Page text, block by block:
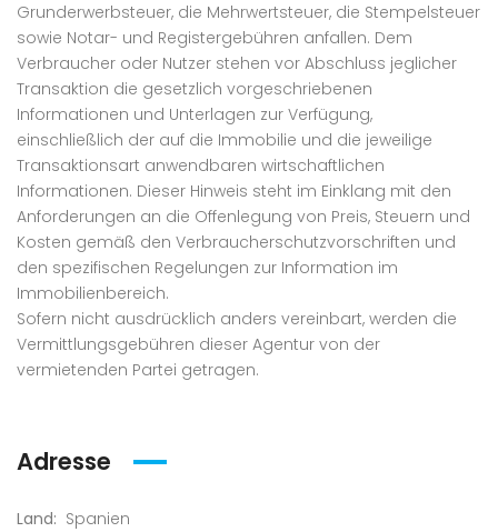
Grunderwerbsteuer, die Mehrwertsteuer, die Stempelsteuer
sowie Notar- und Registergebühren anfallen. Dem
Verbraucher oder Nutzer stehen vor Abschluss jeglicher
Transaktion die gesetzlich vorgeschriebenen
Informationen und Unterlagen zur Verfügung,
einschließlich der auf die Immobilie und die jeweilige
Transaktionsart anwendbaren wirtschaftlichen
Informationen. Dieser Hinweis steht im Einklang mit den
Anforderungen an die Offenlegung von Preis, Steuern und
Kosten gemäß den Verbraucherschutzvorschriften und
den spezifischen Regelungen zur Information im
Immobilienbereich.
Sofern nicht ausdrücklich anders vereinbart, werden die
Vermittlungsgebühren dieser Agentur von der
vermietenden Partei getragen.
Adresse
Land: Spanien